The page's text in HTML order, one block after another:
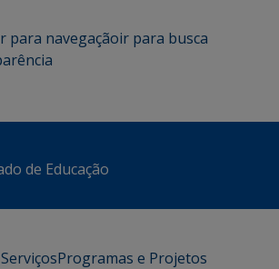
para navegaçãoir para busca
de Educação
ServiçosProgramas e Projetos